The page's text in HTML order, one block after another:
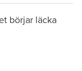
börjar läcka